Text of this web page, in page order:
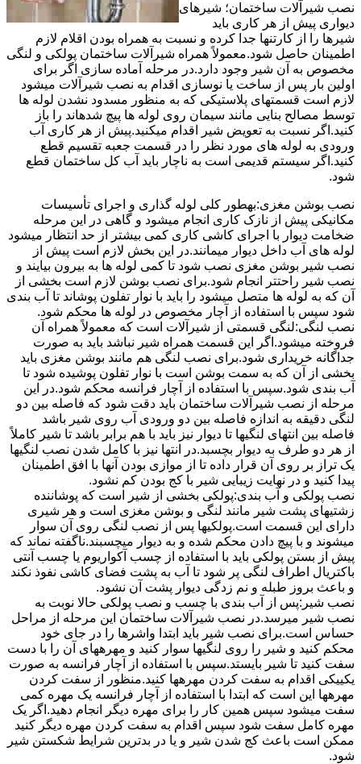
نصب شیرآلات ساختمان؛ شیرهای
دیواری پیش از هر کاری باید
شیرها را از کارتنها جدا کرده و نسبت به همراه بودن اقلام لازم
اطمینان حاصل شود.معمولاً همراه شیرآلات ساختمان پولکی و لنگی
مخصوص به آن شیر وجود دارد.در مرحله آماده سازی اگر برای
اولین بار پس از ساخت یا نوسازی اقدام به نصب شیرآلات میشود
لازم است قسمتهای پلاستیکی که به منظور مسدود نشدن لوله ها
توسط مصالح بنایی مانند سیمان روی لوله ها پیچ شدهاند را باز
کنید.اگر نسبت به تعویض شیر اقدام میکنید.پیش از هر کاری آب
ورودی به لوله های مورد نظر را در قسمت جعبه تقسیم قطع
کنید.اگر سیستم قدیمی است به ناچار باید آب کل ساختمان قطع
شود.
نصب بوشن مغزی:بهطور کلی لوله گذاری و اجرای تأسیسات
مکانیکی پیش از نازک کاری انجام میشود و گاهی در این مرحله
ضخامت دیوار با اجرای کاشی کاری کمی بیشتر از حد انتظار میشود
لوله های آب داخل دیوار میمانند.در این بخش لازم است پیش از
نصب شیر بوشن مغزی نصب شود تا کمی لوله ها به بیرون بیایند و
نصب شیر راحتتر انجام شود.برای نصب بوشن لازم است بخشی از
آن که به لوله ها متصل میشود را باید با نوار تفلون پوشاند تا آب بندی
شود سپس با استفاده از آچار مخصوص در لوله ها محکم شود.
نصب لنگی:لنگی قسمتی از شیرآلات است که معمولاً همراه آن
فروخته میشود.اگر این قسمت همراه شیر نباشد باید به صورت
جداگانه خریداری شود.برای نصب لنگی هم مانند بوشن مغزی باید
بخشی از آن که به سمت بوشن است با نوار تفلون پوشیده شود تا
آب بندی شود.سپس با استفاده از آچار فرانسه محکم شود.در این
مرحله از نصب شیرآلات ساختمان باید دقت شود که فاصله بین دو
لنگی دقیقه به اندازه فاصله بین دو ورودی آب روی شیر باشد
فاصله بین انتهای لنگیها تا دیوار نیز باید با هم برابر باشد تا شیر کاملاً
از هر دو طرف به دیوار بچسبد.در انتها نیز با کامل شدن نصب لنگیها
یک تراز بر روی آن قرار داده تا از موازی بودن آنها با افق اطمینان
پیدا کنید و در نهایت زیبایی شیر با کج بودن کم نشود.
نصب پولکی و آب بندی:پولکی بخشی از شیر است که پوشاننده
زشتیهای پشت شیر مانند لنگی و بوشن مغزی است و هر شیری
دارای این قسمت است.پولکیها پس از نصب لنگی روی آن سوار
میشوند و با پیچ دادن محکم شده و به دیوار میچسبند.ناگفته نماند که
پیش از بستن پولکی باید با استفاده از چسب آکواریوم یا چسب آنتی
باکتریال اطراف لنگی پر شود تا آب به پشت فضای کاشی نفوذ نکند
و باعث بروز طبله و نم زدگی دیوار پشت آن نشود.
نصب شیر:پس از آب بندی با چسب و نصب پولکی حالا نوبت به
نصب شیر میرسد.در نصب شیرآلات ساختمان این مرحله از مراحل
حساس است.برای نصب شیر باید ابتدا واشرها را در جای خود
محکم کنید و شیر را روی لنگیها سوار کنید و مهرههای آن را با دست
سفت کنید تا شیر بایستد.سپس با استفاده از آچار فرانسه به صورت
یکییکی اقدام به سفت کردن مهرهها کنید.منظور از سفت کردن
مهرهها این است که ابتدا با استفاده از آچار فرانسه یک مهره کمی
سفت میشود سپس همین کار را برای مهره دیگر انجام دهید.اگر یک
مهره کامل سفت شود سپس اقدام به سفت کردن مهره دیگر کنید
ممکن است باعث کج شدن شیر و یا در بدترین شرایط شکستن شیر
شود.